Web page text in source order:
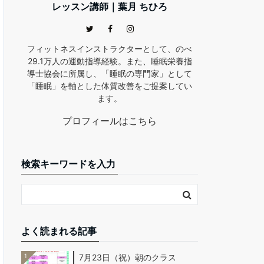
レッスン講師｜葉月 ちひろ
フィットネスインストラクターとして、のべ
29.1万人の運動指導経験。また、睡眠栄養指
導士協会に所属し、「睡眠の専門家」として
「睡眠」を軸とした体質改善をご提案してい
ます。
プロフィールはこちら
検索キーワードを入力
よく読まれる記事
1 7月23日（祝）朝のクラス